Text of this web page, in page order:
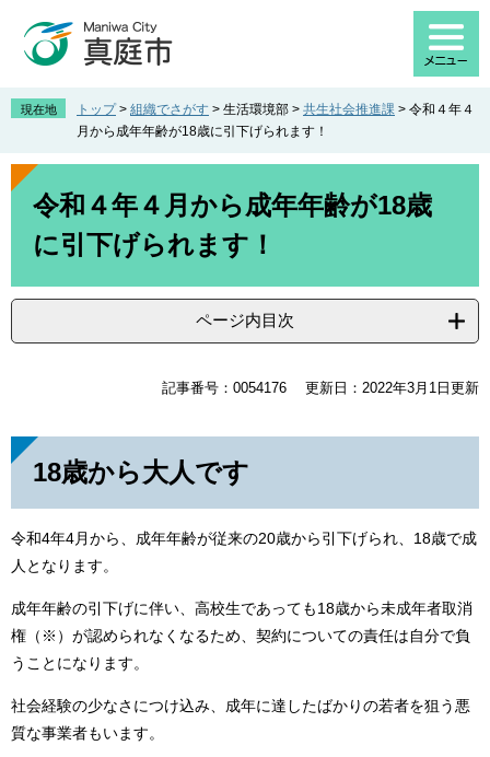
先
。
を
て
現在地 トップ > 組織でさがす > 生活環境部 > 共生社会推進課 > 令和４年４
月から成年年齢が18歳に引下げられます！
本
令和４年４月から成年年齢が18歳
に引下げられます！
ページ内目次
記事番号：0054176 更新日：2022年3月1日更新
18歳から大人です
令和4年4月から、成年年齢が従来の20歳から引下げられ、18歳で成
人となります。
成年年齢の引下げに伴い、高校生であっても18歳から未成年者取消
権（※）が認められなくなるため、契約についての責任は自分で負
うことになります。
社会経験の少なさにつけ込み、成年に達したばかりの若者を狙う悪
質な事業者もいます。